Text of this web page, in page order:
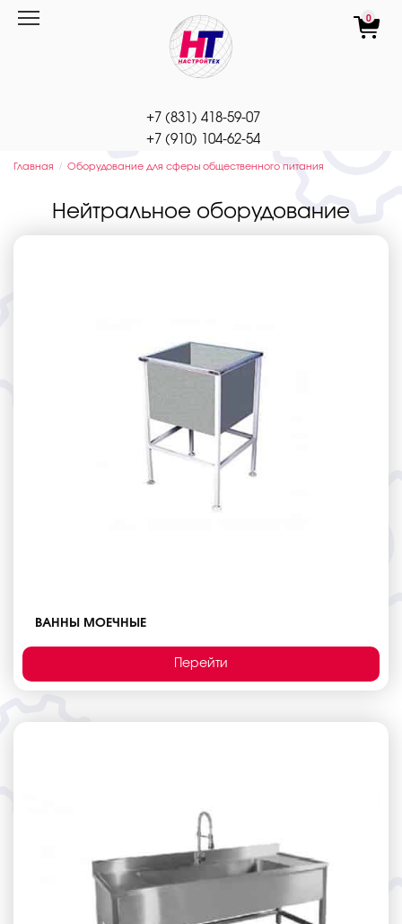
Перейти
+7 (831) 418-59-07
+7 (910) 104-62-54
0
Главная Оборудование для сферы общественного питания
Нейтральное оборудование
ВАННЫ МОЕЧНЫЕ